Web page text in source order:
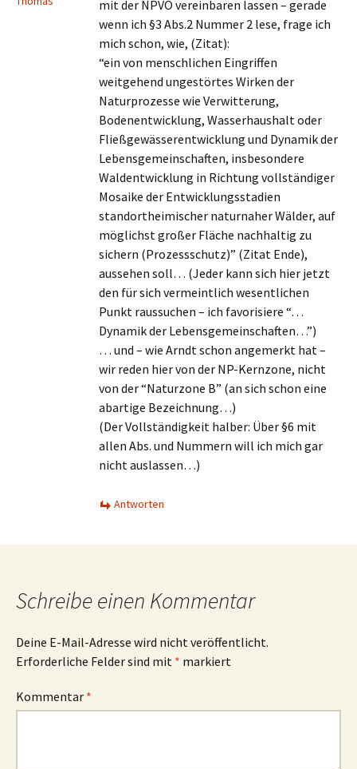
mit der NPVO vereinbaren lassen – gerade
wenn ich §3 Abs.2 Nummer 2 lese, frage ich
mich schon, wie, (Zitat):
“ein von menschlichen Eingriffen
weitgehend ungestörtes Wirken der
Naturprozesse wie Verwitterung,
Bodenentwicklung, Wasserhaushalt oder
Fließgewässerentwicklung und Dynamik der
Lebensgemeinschaften, insbesondere
Waldentwicklung in Richtung vollständiger
Mosaike der Entwicklungsstadien
standortheimischer naturnaher Wälder, auf
möglichst großer Fläche nachhaltig zu
sichern (Prozessschutz)” (Zitat Ende),
aussehen soll… (Jeder kann sich hier jetzt
den für sich vermeintlich wesentlichen
Punkt raussuchen – ich favorisiere “…
Dynamik der Lebensgemeinschaften…”)
… und – wie Arndt schon angemerkt hat –
wir reden hier von der NP-Kernzone, nicht
von der “Naturzone B” (an sich schon eine
abartige Bezeichnung…)
(Der Vollständigkeit halber: Über §6 mit
allen Abs. und Nummern will ich mich gar
nicht auslassen…)
Antworten
Schreibe einen Kommentar
Deine E-Mail-Adresse wird nicht veröffentlicht.
Erforderliche Felder sind mit * markiert
Kommentar *